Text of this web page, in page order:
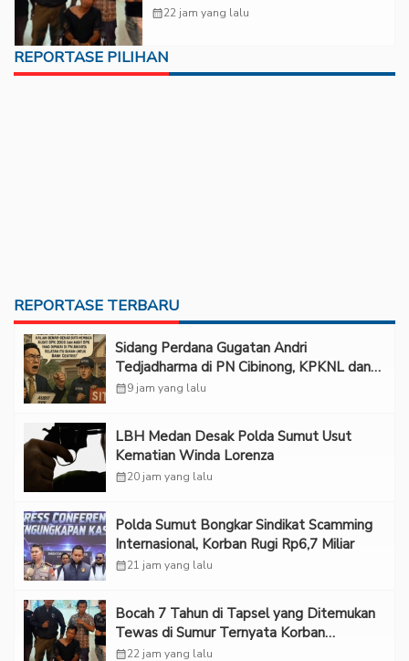
Korban Kekerasan Seksual
calendar_month22 jam yang lalu
REPORTASE PILIHAN
REPORTASE TERBARU
Sidang Perdana Gugatan Andri
Tedjadharma di PN Cibinong, KPKNL dan
PUPN Mangkir
calendar_month9 jam yang lalu
LBH Medan Desak Polda Sumut Usut
Kematian Winda Lorenza
calendar_month20 jam yang lalu
Polda Sumut Bongkar Sindikat Scamming
Internasional, Korban Rugi Rp6,7 Miliar
calendar_month21 jam yang lalu
Bocah 7 Tahun di Tapsel yang Ditemukan
Tewas di Sumur Ternyata Korban
Kekerasan Seksual
calendar_month22 jam yang lalu